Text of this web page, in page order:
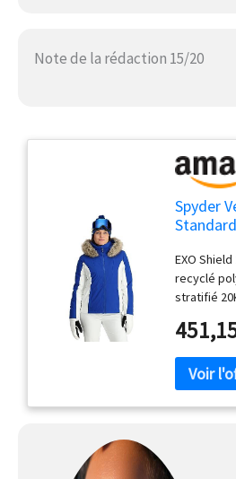
Note de la rédaction 15/20
Spyder
EXO
recyclé
stratifié
(80 g)
Capuche
fausse
plupart